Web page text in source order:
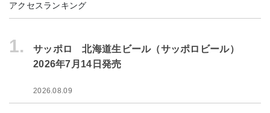
アクセスランキング
1.
サッポロ 北海道生ビール（サッポロビール）
2026年7月14日発売
2026.08.09